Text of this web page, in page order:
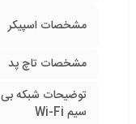
مشخصات اسپیکر
مشخصات تاچ پد
توضیحات شبکه بی
سیم Wi-Fi